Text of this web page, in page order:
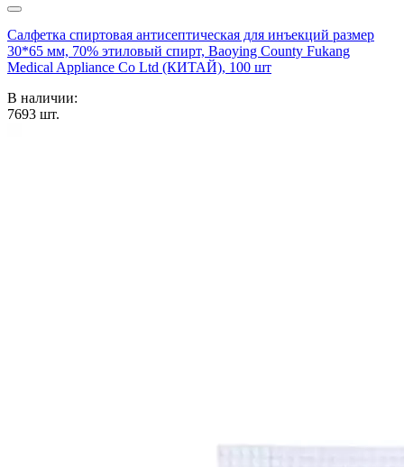
Салфетка спиртовая антисептическая для инъекций размер
30*65 мм, 70% этиловый спирт, Baoying County Fukang
Medical Appliance Co Ltd (КИТАЙ), 100 шт
В наличии:
7693 шт.